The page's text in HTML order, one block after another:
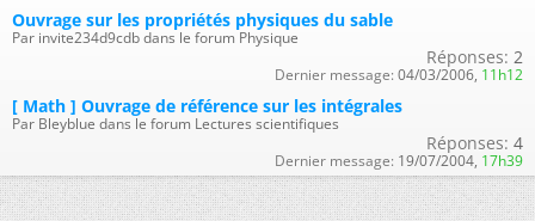
Ouvrage sur les propriétés physiques du sable
Par invite234d9cdb dans le forum Physique
Réponses: 2
Dernier message: 04/03/2006, 11h12
[ Math ] Ouvrage de référence sur les intégrales
Par Bleyblue dans le forum Lectures scientifiques
Réponses: 4
Dernier message: 19/07/2004, 17h39